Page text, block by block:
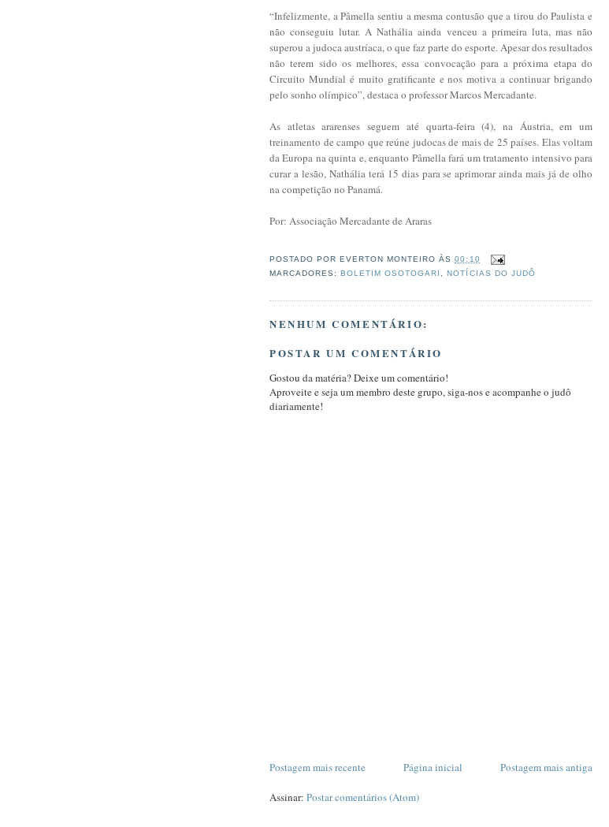
“Infelizmente, a Pâmella sentiu a mesma contusão que a tirou do Paulista e
não conseguiu lutar. A Nathália ainda venceu a primeira luta, mas não
superou a judoca austríaca, o que faz parte do esporte. Apesar dos resultados
não terem sido os melhores, essa convocação para a próxima etapa do
Circuito Mundial é muito gratificante e nos motiva a continuar brigando
pelo sonho olímpico”, destaca o professor Marcos Mercadante.
As atletas ararenses seguem até quarta-feira (4), na Áustria, em um
treinamento de campo que reúne judocas de mais de 25 países. Elas voltam
da Europa na quinta e, enquanto Pâmella fará um tratamento intensivo para
curar a lesão, Nathália terá 15 dias para se aprimorar ainda mais já de olho
na competição no Panamá.
Por: Associação Mercadante de Araras
POSTADO POR EVERTON MONTEIRO ÀS00:10
MARCADORES:BOLETIM OSOTOGARI ,NOTÍCIAS DO JUDÔ
NENHUM COMENTÁRIO:
POSTAR UM COMENTÁRIO
Gostou da matéria? Deixe um comentário!
Aproveite e seja um membro deste grupo, siga-nos e acompanhe o judô
diariamente!
Postagem mais recente Postagem mais antiga
Página inicial
Assinar: Postar comentários (Atom)